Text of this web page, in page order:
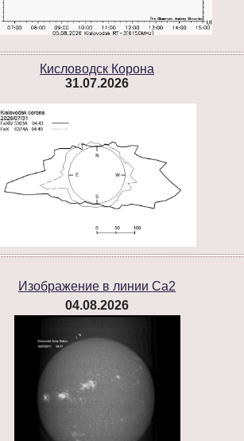
Кисловодск Корона
31.07.2026
Изображение в линии Ca2
04.08.2026